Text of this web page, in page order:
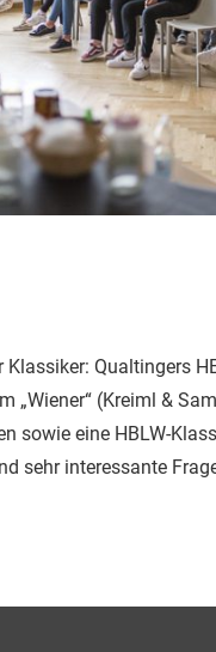
Klassiker: Qualtingers
„Wiener“ (Kreiml &
sowie eine HBLW-
sehr interessante